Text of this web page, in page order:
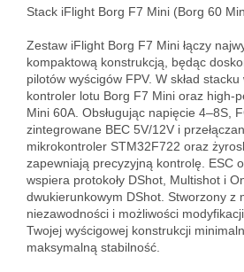
Stack iFlight Borg F7 Mini (Borg 60
Zestaw iFlight Borg F7 Mini łączy
kompaktową konstrukcją, będąc
pilotów wyścigów FPV. W skład
kontroler lotu Borg F7 Mini oraz high-
Mini 60A. Obsługując napięcie 4–8S,
zintegrowane BEC 5V/12V i
mikrokontroler STM32F722 oraz
zapewniają precyzyjną kontrolę. ESC
wspiera protokoły DShot, Multishot i
dwukierunkowym DShot. Stworzony z
niezawodności i możliwości
Twojej wyścigowej konstrukcji
maksymalną stabilność.